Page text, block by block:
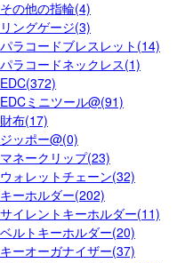
その他の指輪(4)
リングゲージ(3)
パラコードブレスレット(14)
パラコードネックレス(1)
EDC(372)
EDCミニツール@(91)
財布(17)
ジッポー@(0)
マネークリップ(23)
ウォレットチェーン(32)
キーホルダー(202)
サイレントキーホルダー(11)
ベルトキーホルダー(20)
キーオーガナイザー(37)